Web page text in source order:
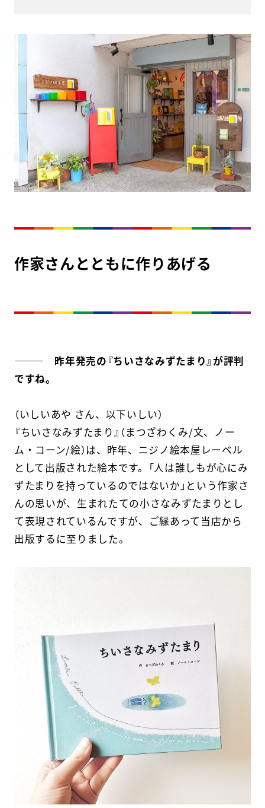
作家さんとともに作りあげる
――― 昨年発売の『ちいさなみずたまり』が評判
ですね。
（いしいあや さん、以下いしい）
『ちいさなみずたまり』（まつざわくみ/文、ノー
ム・コーン/絵）は、昨年、ニジノ絵本屋レーベル
として出版された絵本です。「人は誰しもが心にみ
ずたまりを持っているのではないか」という作家さ
んの思いが、生まれたての小さなみずたまりとし
て表現されているんですが、ご縁あって当店から
出版するに至りました。